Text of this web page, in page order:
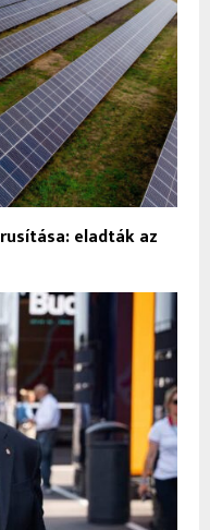
eladták az